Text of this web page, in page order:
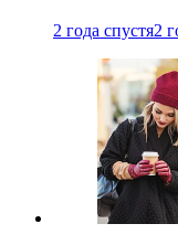
2 года спустя2